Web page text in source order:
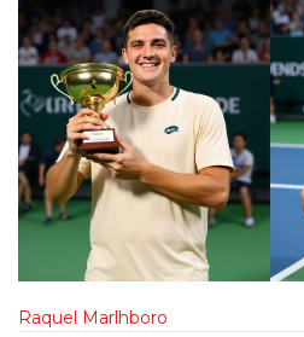
Raquel Marlhboro